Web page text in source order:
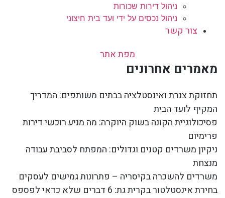
ניהול דירות שכורות
ניהול נכסים על ידי ועד בית חיצוני
צור קשר
מפת אתר
מאמרים אחרונים
תחזוקת צנרת ואינסטלציה בבתים משותפים: המדריך
המקיף לועד הבית
פסיכולוגיית הקונה בשוק היוקרה: מה מניע רוכשי דירות
פרימיום
ניקיון משרדים קטנים וגדולים: המפתח לסביבת עבודה
מנצחת
משרדים להשכרה בקיסריה – פתרונות גמישים לעסקים
בחירת אינסטלטור בקרית גת: 6 דברים שלא כדאי לפספס